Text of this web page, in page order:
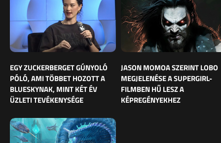
EGY ZUCKERBERGET GÚNYOLÓ
PÓLÓ, AMI TÖBBET HOZOTT A
BLUESKYNAK, MINT KÉT ÉV
ÜZLETI TEVÉKENYSÉGE
JASON MOMOA SZERINT LOBO
MEGJELENÉSE A SUPERGIRL-
FILMBEN HŰ LESZ A
KÉPREGÉNYEKHEZ